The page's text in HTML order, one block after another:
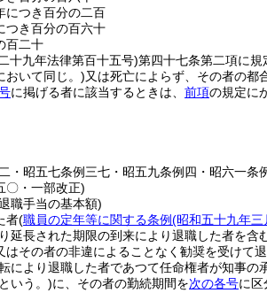
につき百分の二百
つき百分の百六十
百二十
十九年法律第百十五号)第四十七条第二項に
おいて同じ。)又は死亡によらず、その者の都
に掲げる者に該当するときは、 前項の規定に
・昭五七条例三七・昭五九条例四・昭六一条
〇・一部改正)
職手当の基本額)
者(職員の定年等に関する条例(昭和五十九年
延長された期限の到来により退職した者を含
その者の非違によることなく勧奨を受けて
により退職した者であつて任命権者が知事
いう。)に、その者の勤続期間を次の各号に区